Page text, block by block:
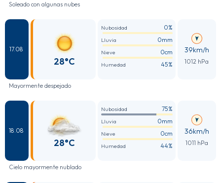
Soleado con algunas nubes
17.08
28°C
Nubosidad 0%
Lluvia 0mm
Nieve 0cm
Humedad 45%
39km/h
1012 hPa
Mayormente despejado
18.08
28°C
Nubosidad 75%
Lluvia 0mm
Nieve 0cm
Humedad 44%
36km/h
1011 hPa
Cielo mayormente nublado